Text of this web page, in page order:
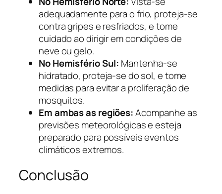
adequadamente para o frio, proteja-se
contra gripes e resfriados, e tome
cuidado ao dirigir em condições de
neve ou gelo.
No Hemisfério Sul: Mantenha-se
hidratado, proteja-se do sol, e tome
medidas para evitar a proliferação de
mosquitos.
Em ambas as regiões:Acompanhe as
previsões meteorológicas e esteja
preparado para possíveis eventos
climáticos extremos.
Conclusão